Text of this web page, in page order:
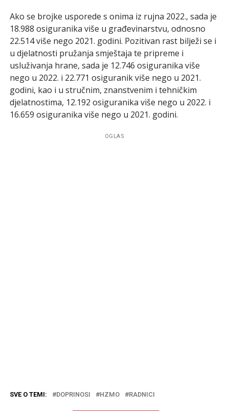
Ako se brojke usporede s onima iz rujna 2022., sada je
18.988 osiguranika više u građevinarstvu, odnosno
22.514 više nego 2021. godini. Pozitivan rast bilježi se i
u djelatnosti pružanja smještaja te pripreme i
usluživanja hrane, sada je 12.746 osiguranika više
nego u 2022. i 22.771 osiguranik više nego u 2021.
godini, kao i u stručnim, znanstvenim i tehničkim
djelatnostima, 12.192 osiguranika više nego u 2022. i
16.659 osiguranika više nego u 2021. godini.
OGLAS
SVE O TEMI: DOPRINOSI HZMO RADNICI